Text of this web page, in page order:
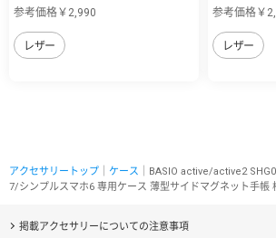
参考価格￥2,990
レザー
参考価格￥
レザー
アクセサリートップ ケース ｜BASIO active/active2
7/シンプルスマホ6 専用ケース 薄型サイドマグネット手帳
掲載アクセサリーについての注意事項